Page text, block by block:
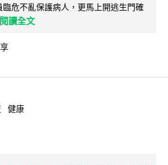
危不亂保護病人，更馬上開逃生門確
閱讀全文
健康